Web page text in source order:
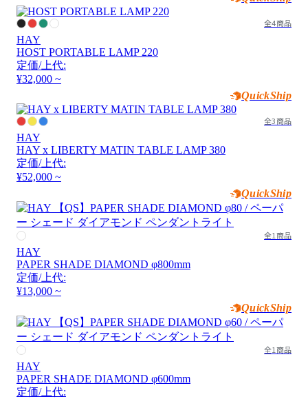
全4商品
HAY
HOST PORTABLE LAMP 220
定価/上代:
¥32,000 ~
QuickShip
全3商品
HAY
HAY x LIBERTY MATIN TABLE LAMP 380
定価/上代:
¥52,000 ~
QuickShip
全1商品
HAY
PAPER SHADE DIAMOND φ800mm
定価/上代:
¥13,000 ~
QuickShip
全1商品
HAY
PAPER SHADE DIAMOND φ600mm
定価/上代: